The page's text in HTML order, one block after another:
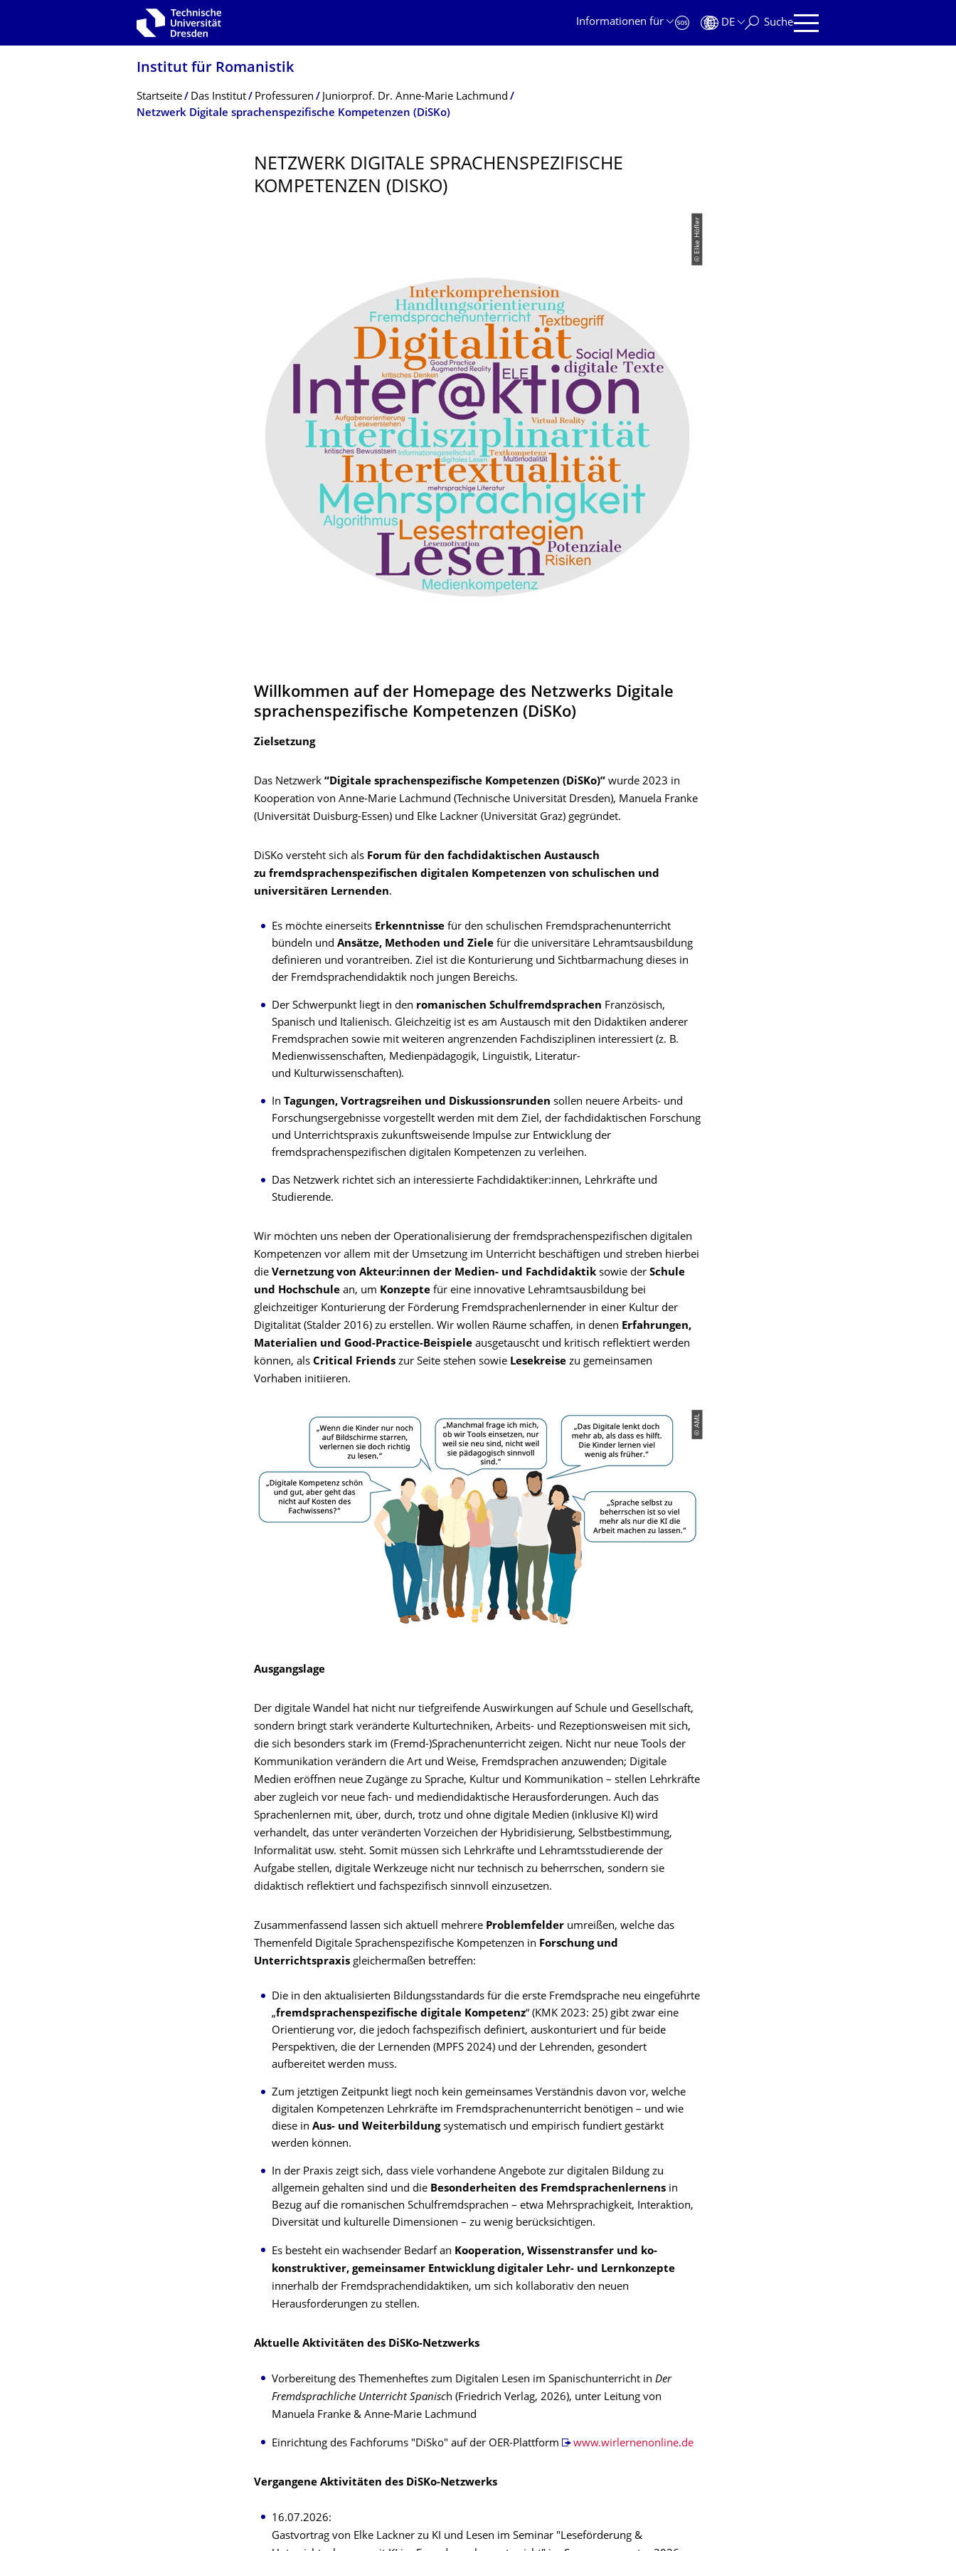
Zur Hauptnavigation springen
Informationen für
DE Suche
Institut für Romanistik
Breadcrumb-Menü
Startseite Das Institut Professuren
Juniorprof. Dr. Anne-Marie Lachmund
Netzwerk Digitale sprachenspezifische Kompetenzen (DiSKo)
NETZWERK DIGITALE SPRACHENSPEZI­FISCHE
KOMPETENZEN (DISKO)
© Elke Höfler
Willkommen auf der Homepage des Netzwerks Digitale
sprachenspezifische Kompetenzen (DiSKo)
Zielsetzung
Das Netzwerk “Digitale sprachenspezifische Kompetenzen (DiSKo)” wurde 2023 in
Kooperation von Anne-Marie Lachmund (Technische Universität Dresden), Manuela Franke
(Universität Duisburg-Essen) und Elke Lackner (Universität Graz) gegründet.
DiSKo versteht sich als Forum für den fachdidaktischen Austausch
zu fremdsprachenspezifischen digitalen Kompetenzen von schulischen und
universitären Lernenden.
Es möchte einerseits Erkenntnisse für den schulischen Fremdsprachenunterricht
bündeln und Ansätze, Methoden und Ziele für die universitäre Lehramtsausbildung
definieren und vorantreiben. Ziel ist die Konturierung und Sichtbarmachung dieses in
der Fremdsprachendidaktik noch jungen Bereichs.
Der Schwerpunkt liegt in den romanischen Schulfremdsprachen Französisch,
Spanisch und Italienisch. Gleichzeitig ist es am Austausch mit den Didaktiken anderer
Fremdsprachen sowie mit weiteren angrenzenden Fachdisziplinen interessiert (z. B.
Medienwissenschaften, Medienpädagogik, Linguistik, Literatur-
und Kulturwissenschaften).
In Tagungen, Vortragsreihen und Diskussionsrunden sollen neuere Arbeits- und
Forschungsergebnisse vorgestellt werden mit dem Ziel, der fachdidaktischen Forschung
und Unterrichtspraxis zukunftsweisende Impulse zur Entwicklung der
fremdsprachenspezifischen digitalen Kompetenzen zu verleihen.
Das Netzwerk richtet sich an interessierte Fachdidaktiker:innen, Lehrkräfte und
Studierende.
Wir möchten uns neben der Operationalisierung der fremdsprachenspezifischen digitalen
Kompetenzen vor allem mit der Umsetzung im Unterricht beschäftigen und streben hierbei
die Vernetzung von Akteur:innen der Medien- und Fachdidaktik sowie der Schule
und Hochschule an, um Konzepte für eine innovative Lehramtsausbildung bei
gleichzeitiger Konturierung der Förderung Fremdsprachenlernender in einer Kultur der
Digitalität (Stalder 2016) zu erstellen. Wir wollen Räume schaffen, in denen Erfahrungen,
Materialien und Good-Practice-Beispiele ausgetauscht und kritisch reflektiert werden
können, als Critical Friends zur Seite stehen sowie Lesekreise zu gemeinsamen
Vorhaben initiieren.
© AML
Ausgangslage
Der digitale Wandel hat nicht nur tiefgreifende Auswirkungen auf Schule und Gesellschaft,
sondern bringt stark veränderte Kulturtechniken, Arbeits- und Rezeptionsweisen mit sich,
die sich besonders stark im (Fremd-)Sprachenunterricht zeigen. Nicht nur neue Tools der
Kommunikation verändern die Art und Weise, Fremdsprachen anzuwenden; Digitale
Medien eröffnen neue Zugänge zu Sprache, Kultur und Kommunikation – stellen Lehrkräfte
aber zugleich vor neue fach- und mediendidaktische Herausforderungen. Auch das
Sprachenlernen mit, über, durch, trotz und ohne digitale Medien (inklusive KI) wird
verhandelt, das unter veränderten Vorzeichen der Hybridisierung, Selbstbestimmung,
Informalität usw. steht. Somit müssen sich Lehrkräfte und Lehramtsstudierende der
Aufgabe stellen, digitale Werkzeuge nicht nur technisch zu beherrschen, sondern sie
didaktisch reflektiert und fachspezifisch sinnvoll einzusetzen.
Zusammenfassend lassen sich aktuell mehrere Problemfelder umreißen, welche das
Themenfeld Digitale Sprachenspezifische Kompetenzen in Forschung und
Unterrichtspraxis gleichermaßen betreffen:
Die in den aktualisierten Bildungsstandards für die erste Fremdsprache neu eingeführte
„fremdsprachenspezifische digitale Kompetenz“ (KMK 2023: 25) gibt zwar eine
Orientierung vor, die jedoch fachspezifisch definiert, auskonturiert und für beide
Perspektiven, die der Lernenden (MPFS 2024) und der Lehrenden, gesondert
aufbereitet werden muss.
Zum jetztigen Zeitpunkt liegt noch kein gemeinsames Verständnis davon vor, welche
digitalen Kompetenzen Lehrkräfte im Fremdsprachenunterricht benötigen – und wie
diese in Aus- und Weiterbildungsystematisch und empirisch fundiert gestärkt
werden können.
In der Praxis zeigt sich, dass viele vorhandene Angebote zur digitalen Bildung zu
allgemein gehalten sind und die Besonderheiten des Fremdsprachenlernens in
Bezug auf die romanischen Schulfremdsprachen – etwa Mehrsprachigkeit, Interaktion,
Diversität und kulturelle Dimensionen – zu wenig berücksichtigen.
Es besteht ein wachsender Bedarf an Kooperation, Wissenstransfer und ko-
konstruktiver, gemeinsamer Entwicklung digitaler Lehr- und Lernkonzepte
innerhalb der Fremdsprachendidaktiken, um sich kollaborativ den neuen
Herausforderungen zu stellen.
Aktuelle Aktivitäten des DiSKo-Netzwerks
Vorbereitung des Themenheftes zum Digitalen Lesen im Spanischunterricht in Der
Fremdsprachliche Unterricht Spanisch (Friedrich Verlag, 2026), unter Leitung von
Manuela Franke & Anne-Marie Lachmund
Einrichtung des Fachforums "DiSko" auf der OER-Plattform www.wirlernenonline.de
Vergangene Aktivitäten des DiSKo-Netzwerks
16.07.2026:
Gastvortrag von Elke Lackner zu KI und Lesen im Seminar "Leseförderung &